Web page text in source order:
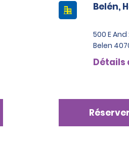
Belén,
500 E
Belen
Détails